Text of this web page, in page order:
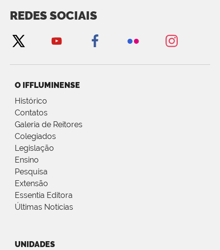
REDES SOCIAIS
O IFFLUMINENSE
Histórico
Contatos
Galeria de Reitores
Colegiados
Legislação
Ensino
Pesquisa
Extensão
Essentia Editora
Últimas Notícias
UNIDADES